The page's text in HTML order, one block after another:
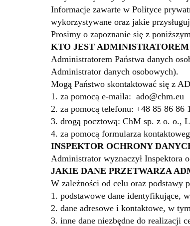
Informacje zawarte w Polityce
wykorzystywane oraz jakie
Prosimy o zapoznanie się z
KTO JEST
Administratorem Państwa danych
Administrator danych osobowych).
Mogą Państwo skontaktować się z
1. za pomocą e-maila: ado@chm.eu
2. za pomocą telefonu: +48 85 86 86
3. drogą pocztową: ChM sp. z o. o.,
4. za pomocą formularza
INSPEKTOR OCHRONY
Administrator wyznaczył Inspektora
JAKIE DANE PRZETWARZA
W zależności od celu oraz podstawy
1. podstawowe dane identyfikujące,
2. dane adresowe i kontaktowe, w
3. inne dane niezbędne do realizacji